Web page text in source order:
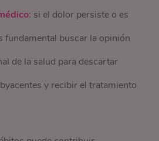
: si el dolor persiste o es
fundamental buscar la opinión
de la salud para descartar
y recibir el tratamiento